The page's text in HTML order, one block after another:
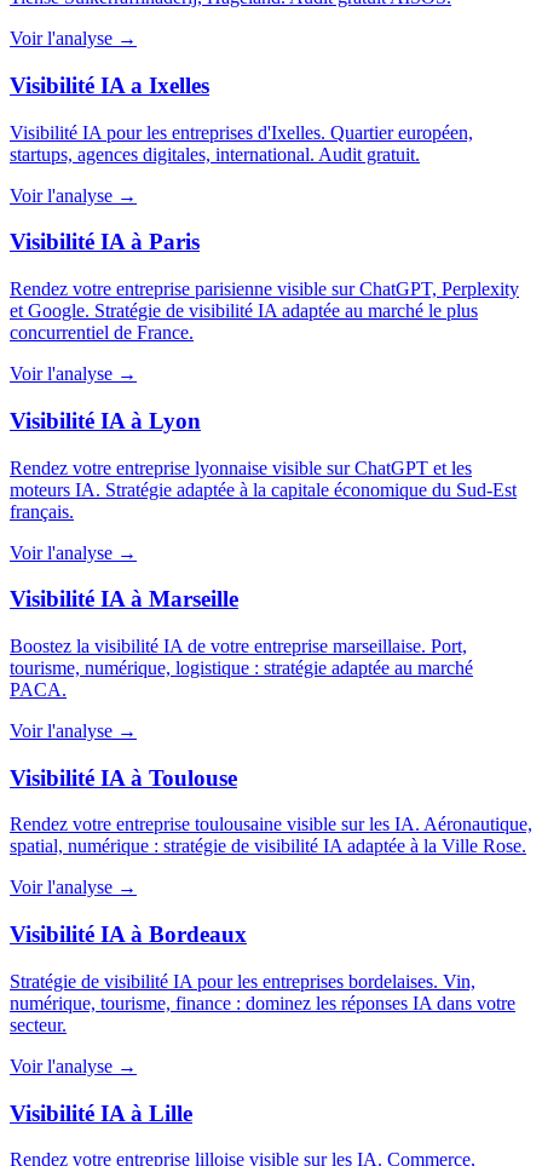
Voir l'analyse →
Visibilité IA a Ixelles
Visibilité IA pour les entreprises d'Ixelles. Quartier européen,
startups, agences digitales, international. Audit gratuit.
Voir l'analyse →
Visibilité IA à Paris
Rendez votre entreprise parisienne visible sur ChatGPT, Perplexity
et Google. Stratégie de visibilité IA adaptée au marché le plus
concurrentiel de France.
Voir l'analyse →
Visibilité IA à Lyon
Rendez votre entreprise lyonnaise visible sur ChatGPT et les
moteurs IA. Stratégie adaptée à la capitale économique du Sud-Est
français.
Voir l'analyse →
Visibilité IA à Marseille
Boostez la visibilité IA de votre entreprise marseillaise. Port,
tourisme, numérique, logistique : stratégie adaptée au marché
PACA.
Voir l'analyse →
Visibilité IA à Toulouse
Rendez votre entreprise toulousaine visible sur les IA. Aéronautique,
spatial, numérique : stratégie de visibilité IA adaptée à la Ville Rose.
Voir l'analyse →
Visibilité IA à Bordeaux
Stratégie de visibilité IA pour les entreprises bordelaises. Vin,
numérique, tourisme, finance : dominez les réponses IA dans votre
secteur.
Voir l'analyse →
Visibilité IA à Lille
Rendez votre entreprise lilloise visible sur les IA. Commerce,